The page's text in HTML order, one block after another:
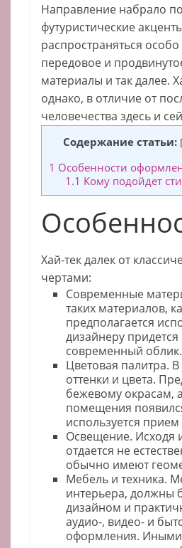
Направление набрало
футуристические
распространяться
передовое и
материалы и так далее.
однако, в отличие от
человечества здесь и
Содержание статьи:
1 Особенности
1.1 Кому подойдет
Хай-тек далек от
чертами:
Современные
таких материалов,
предполагается
дизайнеру
современный облик.
Цветовая палитра.
оттенки и цвета.
бежевому окрасам,
помещения
используется
Освещение. Исходя
отдается не
обычно имеют
Мебель и техника.
интерьера, должны
дизайном и
аудио-, видео- и
оформления. Иными